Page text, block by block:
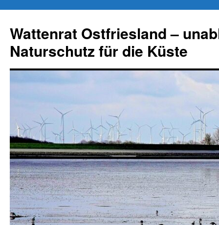
springen
Wattenrat Ostfriesland –
Naturschutz für die Küste